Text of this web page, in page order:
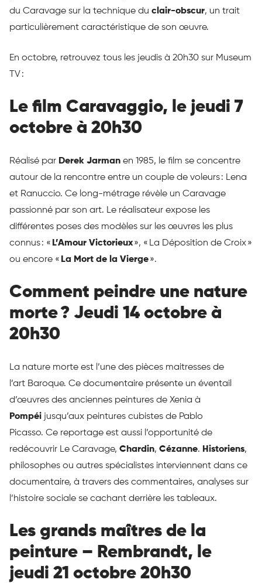
du Caravage sur la technique du clair-obscur, un trait
particulièrement caractéristique de son œuvre.
En octobre, retrouvez tous les jeudis à 20h30 sur Museum
TV :
Le film Caravaggio, le jeudi 7
octobre à 20h30
Réalisé par Derek Jarman en 1985, le film se concentre
autour de la rencontre entre un couple de voleurs : Lena
et Ranuccio. Ce long-métrage révèle un Caravage
passionné par son art. Le réalisateur expose les
différentes poses des modèles sur les œuvres les plus
connus : « L’Amour Victorieux», « La Déposition de Croix »
ou encore « La Mort de la Vierge».
Comment peindre une nature
morte ? Jeudi 14 octobre à
20h30
La nature morte est l’une des pièces maitresses de
l’art Baroque. Ce documentaire présente un éventail
d’œuvres des anciennes peintures de Xenia à
Pompéi jusqu’aux peintures cubistes de Pablo
Picasso. Ce reportage est aussi l’opportunité de
redécouvrir Le Caravage, Chardin, Cézanne. Historiens,
philosophes ou autres spécialistes interviennent dans ce
documentaire, à travers des commentaires, analyses sur
l’histoire sociale se cachant derrière les tableaux.
Les grands maîtres de la
peinture – Rembrandt, le
jeudi 21 octobre 20h30